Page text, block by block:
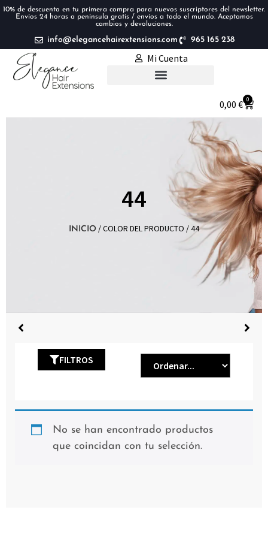
10% de descuento en tu primera compra para nuevos suscriptores del newsletter.
Envíos 24 horas a península gratis / envíos a todo el mundo. Aceptamos
cambios y devoluciones.
info@elegancehairextensions.com 965 165 238
Mi Cuenta
0,00 € 0
44
INICIO / COLOR DEL PRODUCTO / 44
FILTROS
No se han encontrado productos
que coincidan con tu selección.